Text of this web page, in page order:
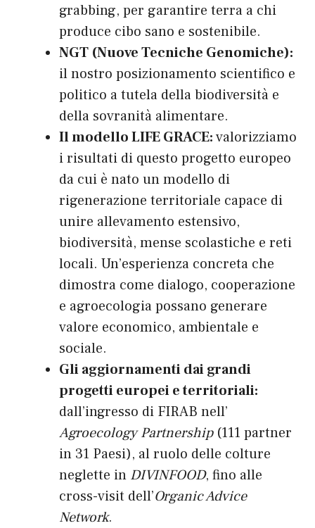
grabbing, per garantire terra a chi
produce cibo sano e sostenibile.
NGT (Nuove Tecniche Genomiche):
il nostro posizionamento scientifico e
politico a tutela della biodiversità e
della sovranità alimentare.
Il modelloLIFE GRACE:valorizziamo
i risultati di questo progetto europeo
da cui è nato un modello di
rigenerazione territoriale capace di
unire allevamento estensivo,
biodiversità, mense scolastiche e reti
locali. Un’esperienza concreta che
dimostra come dialogo, cooperazione
e agroecologia possano generare
valore economico, ambientale e
sociale.
Gli aggiornamenti dai grandi
progetti europei e territoriali:
dall’ingresso di FIRAB nell’
Agroecology Partnership(111 partner
in 31 Paesi), al ruolo delle colture
neglette in DIVINFOOD, fino alle
cross-visit dell’Organic Advice
Network.